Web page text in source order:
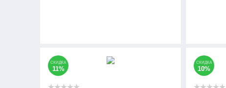
СКИДКА
11%
СКИДКА
10%